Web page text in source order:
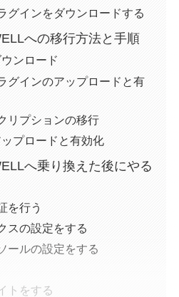
グインをダウンロードする
への移行方法と手順
ンロード
グインのアップロードと有
リプションの移行
プロードと有効化
へ乗り換えた後にやる
を行う
スの設定をする
ールの設定をする
トをする